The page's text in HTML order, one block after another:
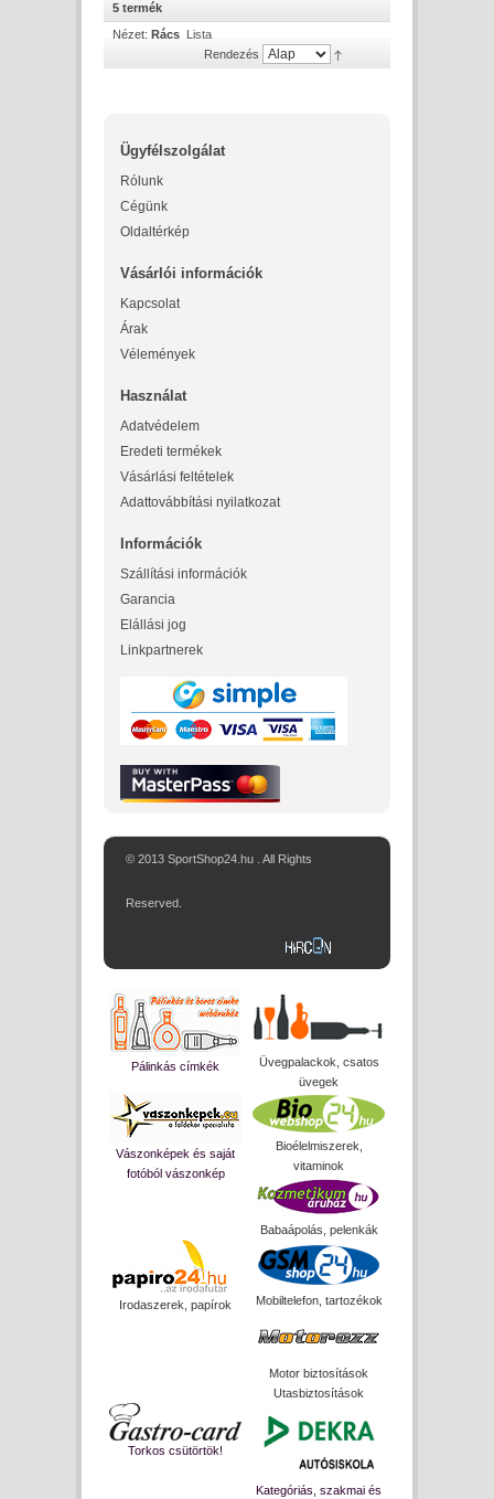
5 termék
Nézet: Rács Lista
Rendezés
Ügyfélszolgálat
Rólunk
Cégünk
Oldaltérkép
Vásárlói információk
Kapcsolat
Árak
Vélemények
Használat
Adatvédelem
Eredeti termékek
Vásárlási feltételek
Adattovábbítási nyilatkozat
Információk
Szállítási információk
Garancia
Elállási jog
Linkpartnerek
© 2013 SportShop24.hu . All Rights
Reserved.
Pálinkás címkék
Üvegpalackok, csatos
üvegek
Vászonképek és saját
fotóból vászonkép
Bioélelmiszerek,
vitaminok
Babaápolás, pelenkák
Irodaszerek, papírok Mobiltelefon, tartozékok
Motor biztosítások
Utasbiztosítások
Torkos csütörtök!
Kategóriás, szakmai és